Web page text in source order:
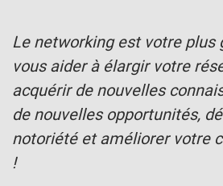
Le networking est votre plus
vous aider à élargir votre
acquérir de nouvelles
de nouvelles opportunités,
notoriété et améliorer votre
!